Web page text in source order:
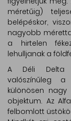
méretűig)
belépéskor,
nagyobb
a hirtelen
lehulljanak a
A Déli Delta
valószínűleg
különösen nagy
objektum. Az
felbomlott